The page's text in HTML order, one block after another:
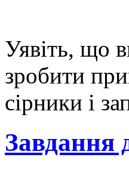
Уявіть, що
зробити
сірники і
Завдання